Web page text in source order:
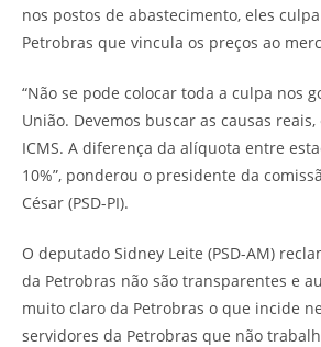
nos postos de abastecimento, eles
Petrobras que vincula os preços ao
“Não se pode colocar toda a culpa nos
União. Devemos buscar as causas
ICMS. A diferença da alíquota entre
10%”, ponderou o presidente da
César (PSD-PI).
O deputado Sidney Leite (PSD-AM)
da Petrobras não são transparentes e
muito claro da Petrobras o que incide
servidores da Petrobras que não